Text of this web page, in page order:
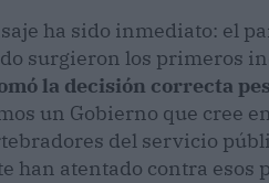
ha sido inmediato: el
surgieron los primeros
la decisión correcta
un Gobierno que cree
del servicio
han atentado contra esos